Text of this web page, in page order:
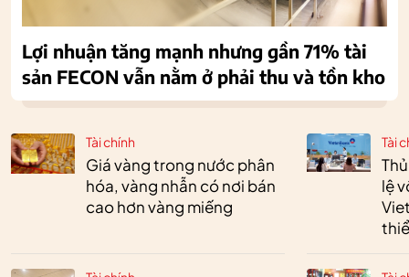
Tài chính
Giá vàng trong nước phân
hóa, vàng nhẫn có nơi bán
cao hơn vàng miếng
Tài
lệ
Lợi nhuận tăng mạnh nhưng gần 71% tài
sản FECON vẫn nằm ở phải thu và tồn kho